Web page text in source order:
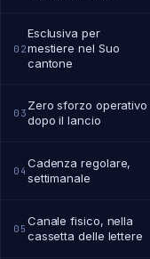
02
Esclusiva per
mestiere nel Suo
cantone
03
Zero sforzo operativo
dopo il lancio
04
Cadenza regolare,
settimanale
05
Canale fisico, nella
cassetta delle lettere